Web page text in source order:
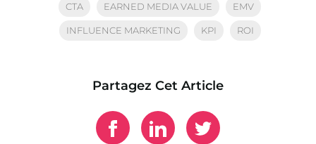
CTA
EARNED MEDIA VALUE EMV
INFLUENCE MARKETING KPI ROI
Partagez Cet Article